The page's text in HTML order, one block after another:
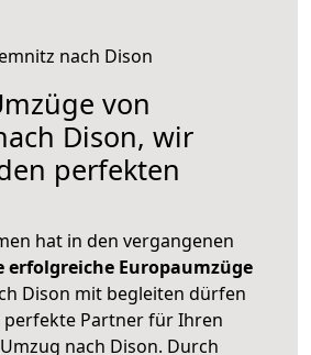
von
Dison, wir
perfekten
hat in den vergangenen
erfolgreiche Europaumzüge
Dison mit begleiten dürfen
Partner für Ihren
nach Dison. Durch